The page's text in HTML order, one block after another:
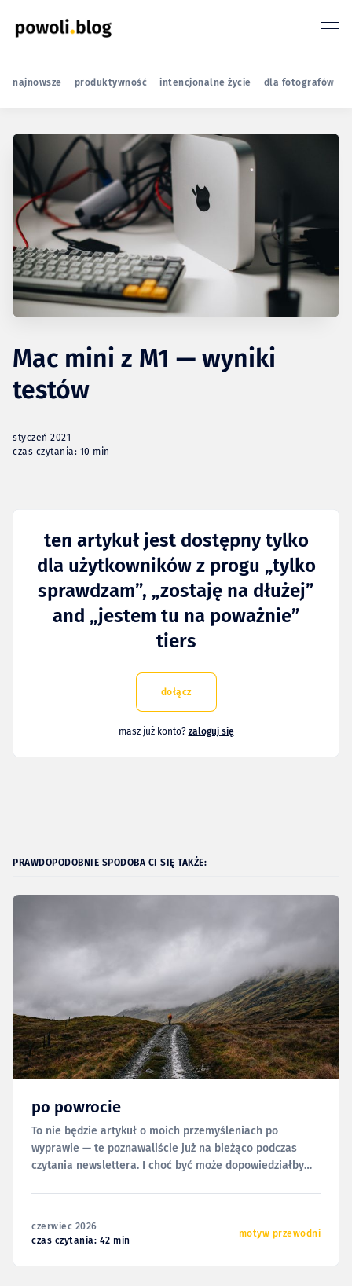
najnowsze produktywność intencjonalne życie dla fotografów
Mac mini z M1 — wyniki
testów
styczeń 2021
czas czytania: 10 min
ten artykuł jest dostępny tylko
dla użytkowników z progu „tylko
sprawdzam”, „zostaję na dłużej”
and „jestem tu na poważnie”
tiers
dołącz
masz już konto? zaloguj się
PRAWDOPODOBNIE SPODOBA CI SIĘ TAKŻE:
po powrocie
To nie będzie artykuł o moich przemyśleniach po
wyprawie — te poznawaliście już na bieżąco podczas
czytania newslettera. I choć być może dopowiedziałbym
czerwiec 2026
czas czytania: 42 min
motyw przewodni